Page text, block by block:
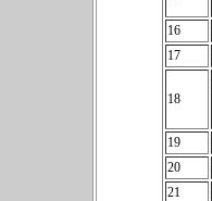
16
17
18
19
20
21